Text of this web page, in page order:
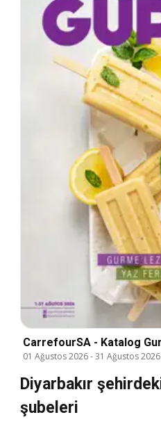
CarrefourSA - Katalog
01 Ağustos 2026-31 Ağustos 2026
Diyarbakır
şubeleri